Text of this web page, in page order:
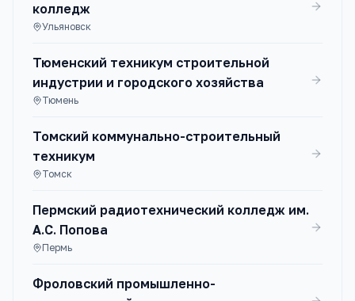
колледж
Ульяновск
Тюменский техникум строительной
индустрии и городского хозяйства
Тюмень
Томский коммунально-строительный
техникум
Томск
Пермский радиотехнический колледж им.
А.С. Попова
Пермь
Фроловский промышленно-